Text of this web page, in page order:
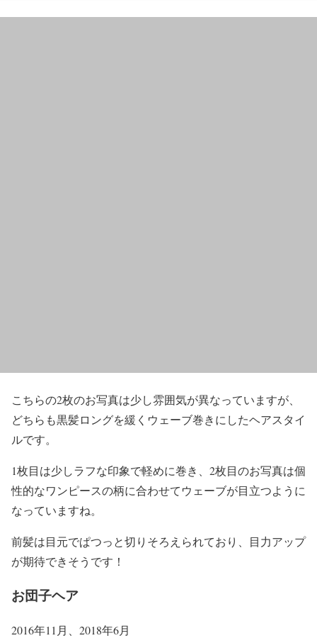
こちらの2枚のお写真は少し雰囲気が異なっていますが、
どちらも黒髪ロングを緩くウェーブ巻きにしたヘアスタイ
ルです。
1枚目は少しラフな印象で軽めに巻き、2枚目のお写真は個
性的なワンピースの柄に合わせてウェーブが目立つように
なっていますね。
前髪は目元でぱつっと切りそろえられており、目力アップ
が期待できそうです！
お団子ヘア
2016年11月、2018年6月